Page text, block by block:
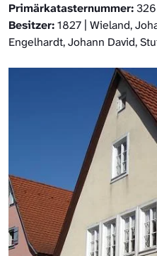
Primärkatasternummer:326
Besitzer:1827 | Wieland,
Engelhardt, Johann David,